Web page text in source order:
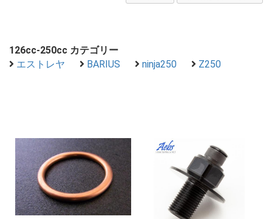
126cc-250cc カテゴリー
エストレヤ
BARIUS ninja250 Z250